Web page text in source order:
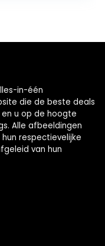
in-één
die de beste deals
u op de hoogte
Alle afbeeldingen
respectievelijke
van hun